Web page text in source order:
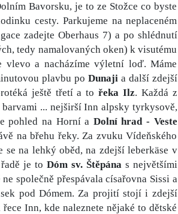
Bavorsku, je to ze Stožce co byste
cesty. Parkujeme na neplaceném
zadejte Oberhaus 7) a po shlédnutí
tedy namalovaných oken) k visutému
vlevo a nacházíme výletní loď. Máme
plavbu po Dunajia další zdejší
ještě třetí a tořeka Ilz. Každá z
... nejširší Inn alpsky tyrkysově,
pohled na Horní a Dolní hrad - Veste
na břehu řeky. Za zvuku Vídeňského
na lehký oběd, na zdejší leberkäse v
je to Dóm sv. Štěpánas největšími
společně přespávala císařovna Sissi a
pod Dómem. Za projití stojí i zdejší
Inn, kde naleznete nějaké to dětské